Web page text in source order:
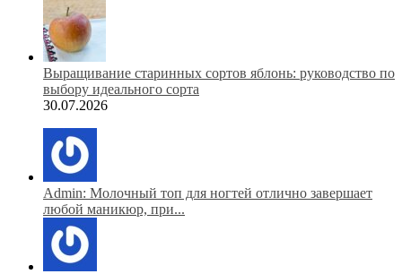
Выращивание старинных сортов яблонь: руководство по
выбору идеального сорта
30.07.2026
Admin: Молочный топ для ногтей отлично завершает
любой маникюр, при...